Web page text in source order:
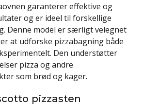
garanterer effektive og
og er ideel til forskellige
Denne model er særligt velegnet
at udforske pizzabagning både
Den understøtter
pizza og andre
som brød og kager.
pizzasten